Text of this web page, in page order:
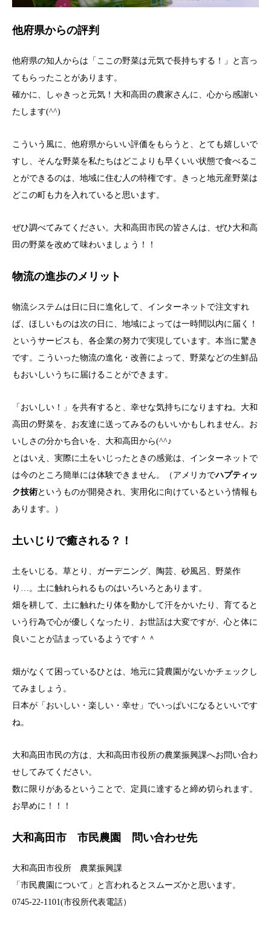
他府県からの評判
他府県の知人からは「ここの野菜は元気で長持ちする！」と言っ
てもらったことがあります。
確かに、しゃきっと元気！大和高田の農家さんに、心から感謝い
たします(^^)
こういう風に、他府県からいい評価をもらうと、とても嬉しいで
すし、そんな野菜を私たちはどこよりも早くいい状態で食べるこ
とができるのは、地域に住む人の特権です。きっと地元産野菜は
どこの町も力を入れていると思います。
ぜひ調べてみてください。大和高田市民の皆さんは、ぜひ大和高
田の野菜を改めて味わいましょう！！
物流の進歩のメリット
物流システムは日に日に進化して、インターネットで注文すれ
ば、ほしいものは次の日に、地域によっては一時間以内に届く！
というサービスも、各企業の努力で実現しています。本当に驚き
です。こういった物流の進化・改善によって、野菜などの生鮮品
もおいしいうちに届けることができます。
「おいしい！」を共有すると、幸せな気持ちになりますね。大和
高田の野菜を、お友達に送ってみるのもいいかもしれません。お
いしさの分かち合いを、大和高田から(^^♪
とはいえ、実際に土をいじったときの感覚は、インターネットで
は今のところ簡単には体験できません。（アメリカでハプティッ
ク技術というものが開発され、実用化に向けているという情報も
あります。）
土いじりで癒される？！
土をいじる。草とり、ガーデニング、陶芸、砂風呂、野菜作
り…。土に触れられるものはいろいろとあります。
畑を耕して、土に触れたり体を動かして汗をかいたり、育てると
いう行為で心が優しくなったり、お世話は大変ですが、心と体に
良いことが詰まっているようです＾＾
畑がなくて困っているひとは、地元に貸農園がないかチェックし
てみましょう。
日本が「おいしい・楽しい・幸せ」でいっぱいになるといいです
ね。
大和高田市民の方は、大和高田市役所の農業振興課へお問い合わ
せしてみてください。
数に限りがあるということで、定員に達すると締め切られます。
お早めに！！！
大和高田市 市民農園 問い合わせ先
大和高田市役所 農業振興課
「市民農園について」と言われるとスムーズかと思います。
0745-22-1101(市役所代表電話）